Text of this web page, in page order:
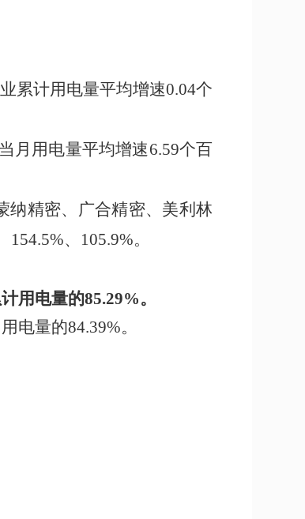
累计用电量平均增速0.04个
月用电量平均增速6.59个百
纳精密、广合精密、美利林
154.5%、 105.9%。
用电量的85.29%。
电量的84.39%。